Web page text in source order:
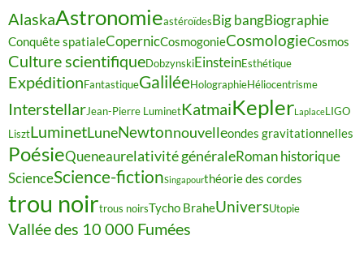
AlaskaAstronomieastéroïdesBig bangBiographie
Conquête spatialeCopernicCosmogonieCosmologieCosmos
Culture scientifiqueDobzynskiEinsteinEsthétique
ExpéditionFantastiqueGaliléeHolographieHéliocentrisme
InterstellarJean-Pierre LuminetKatmaiKeplerLaplaceLIGO
LisztLuminetLuneNewtonnouvelleondes gravitationnelles
PoésieQueneaurelativité généraleRoman historique
ScienceScience-fictionSingapourthéorie des cordes
trou noirtrous noirsTycho BraheUniversUtopie
Vallée des 10 000 Fumées